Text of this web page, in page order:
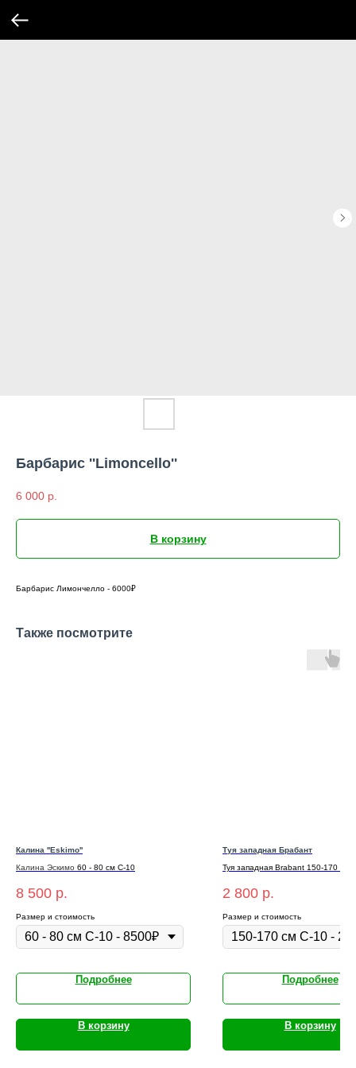
Барбарис ''Limoncello''
6 000 р.
В корзину
Барбарис Лимончелло - 6000₽
Также посмотрите
Калина ''Eskimo''
Калина Эскимо 60 - 80 см С-10
8 500 р.
Размер и стоимость
Подробнее
В корзину
Туя западная Брабант
Туя западная Brabant 150-170 см
2 800 р.
Размер и стоимость
Подробнее
В корзину